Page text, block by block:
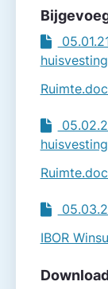
IBOR